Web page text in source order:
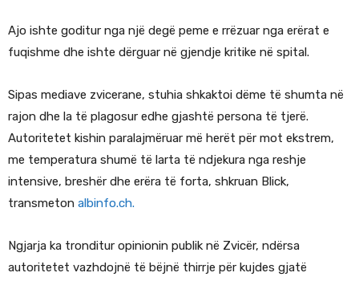
Ajo ishte goditur nga një degë peme e rrëzuar nga erërat e
fuqishme dhe ishte dërguar në gjendje kritike në spital.
Sipas mediave zvicerane, stuhia shkaktoi dëme të shumta në
rajon dhe la të plagosur edhe gjashtë persona të tjerë.
Autoritetet kishin paralajmëruar më herët për mot ekstrem,
me temperatura shumë të larta të ndjekura nga reshje
intensive, breshër dhe erëra të forta, shkruan Blick,
transmeton albinfo.ch.
Ngjarja ka tronditur opinionin publik në Zvicër, ndërsa
autoritetet vazhdojnë të bëjnë thirrje për kujdes gjatë